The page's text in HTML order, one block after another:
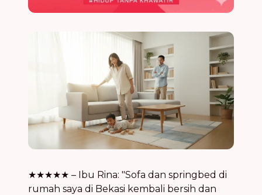
★★★★★ – Ibu Rina: "Sofa dan springbed di
rumah saya di Bekasi kembali bersih dan